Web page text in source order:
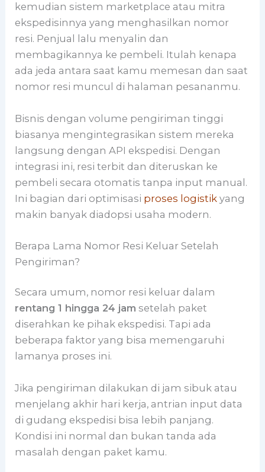
kemudian sistem marketplace atau mitra
ekspedisinnya yang menghasilkan nomor
resi. Penjual lalu menyalin dan
membagikannya ke pembeli. Itulah kenapa
ada jeda antara saat kamu memesan dan saat
nomor resi muncul di halaman pesananmu.
Bisnis dengan volume pengiriman tinggi
biasanya mengintegrasikan sistem mereka
langsung dengan API ekspedisi. Dengan
integrasi ini, resi terbit dan diteruskan ke
pembeli secara otomatis tanpa input manual.
Ini bagian dari optimisasi proses logistik yang
makin banyak diadopsi usaha modern.
Berapa Lama Nomor Resi Keluar Setelah
Pengiriman?
Secara umum, nomor resi keluar dalam
rentang 1 hingga 24 jam setelah paket
diserahkan ke pihak ekspedisi. Tapi ada
beberapa faktor yang bisa memengaruhi
lamanya proses ini.
Jika pengiriman dilakukan di jam sibuk atau
menjelang akhir hari kerja, antrian input data
di gudang ekspedisi bisa lebih panjang.
Kondisi ini normal dan bukan tanda ada
masalah dengan paket kamu.